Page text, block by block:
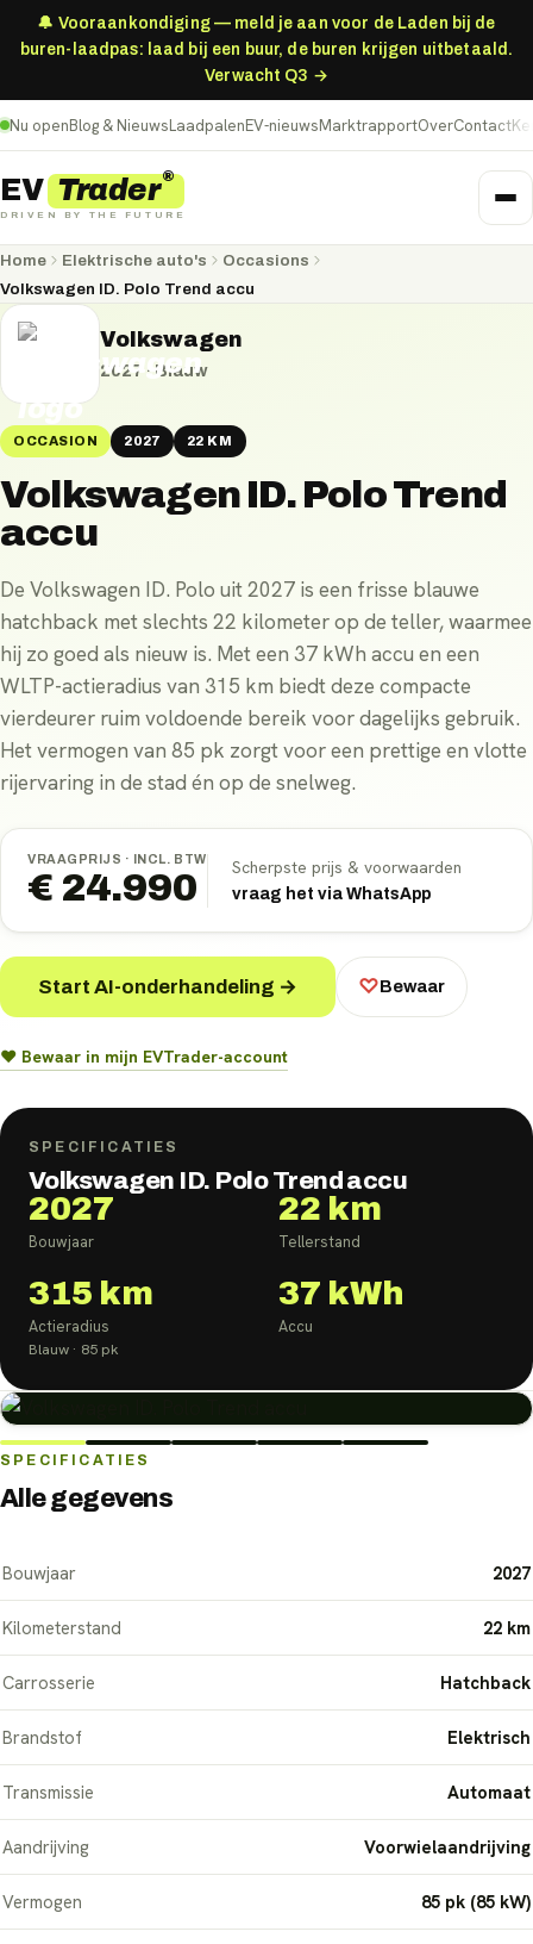
🔔 Vooraankondiging — meld je aan voor de Laden bij de
buren-laadpas: laad bij een buur, de buren krijgen uitbetaald.
Verwacht Q3 →
Nu openBlog & NieuwsLaadpalenEV-nieuwsMarktrapportOverContact
EV Trader®
DRIVEN BY THE FUTURE
Home Elektrische auto's
Occasions
Volkswagen ID. Polo Trend accu
Volkswagen
2027·Blauw
OCCASION 2027 22 KM
Volkswagen ID. Polo Trend
accu
De Volkswagen ID. Polo uit 2027 is een frisse blauwe
hatchback met slechts 22 kilometer op de teller, waarmee
hij zo goed als nieuw is. Met een 37 kWh accu en een
WLTP-actieradius van 315 km biedt deze compacte
vierdeurer ruim voldoende bereik voor dagelijks gebruik.
Het vermogen van 85 pk zorgt voor een prettige en vlotte
rijervaring in de stad én op de snelweg.
VRAAGPRIJS · INCL. BTW
€ 24.990
Scherpste prijs & voorwaarden
vraag het via WhatsApp
Start AI-onderhandeling → ♡Bewaar
♥ Bewaar in mijn EVTrader-account
SPECIFICATIES
Volkswagen ID. Polo Trend accu
2027
Bouwjaar
22 km
Tellerstand
315 km
Actieradius
37 kWh
Accu
Blauw · 85 pk
SPECIFICATIES
Alle gegevens
Bouwjaar 2027
Kilometerstand 22 km
Carrosserie Hatchback
Brandstof Elektrisch
Transmissie Automaat
Aandrijving Voorwielaandrijving
Vermogen 85 pk (85 kW)